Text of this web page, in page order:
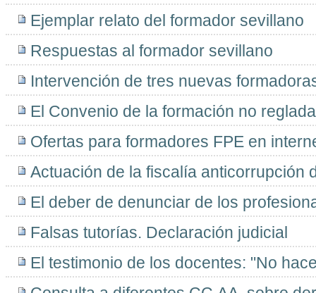
Ejemplar relato del formador sevillano
Respuestas al formador sevillano
Intervención de tres nuevas
El Convenio de la formación no reglada
Ofertas para formadores FPE en
Actuación de la fiscalía anticorrupción
El deber de denunciar de los
Falsas tutorías. Declaración judicial
El testimonio de los docentes: "No